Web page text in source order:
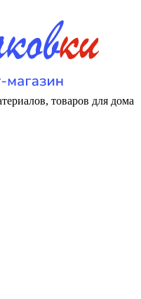
товаров для дома